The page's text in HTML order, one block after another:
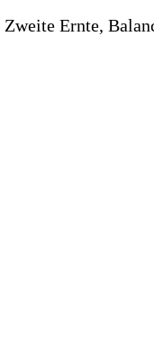
Zweite Ernte,